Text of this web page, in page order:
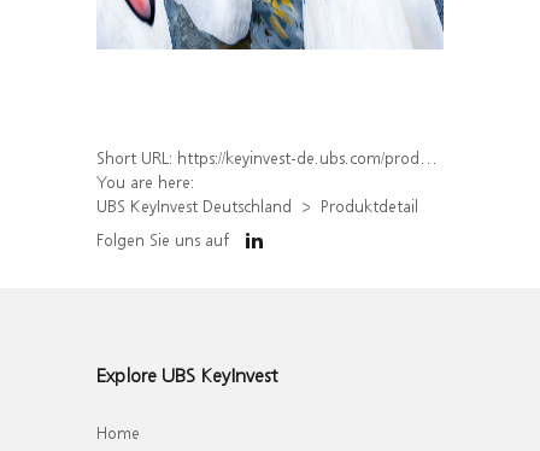
Short URL: https://keyinvest-de.ubs.com/produkt/detail/index/isin/DE000WA82447
You are here:
UBS KeyInvest Deutschland
Produktdetail
Folgen Sie uns auf
Explore UBS KeyInvest
Home